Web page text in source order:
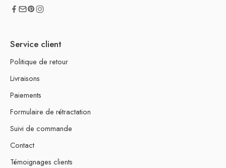
Service client
Politique de retour
Livraisons
Paiements
Formulaire de rétractation
Suivi de commande
Contact
Témoignages clients